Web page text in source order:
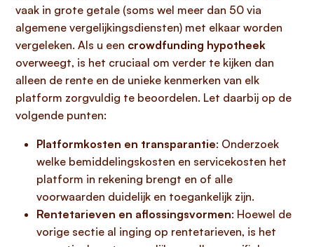
vaak in grote getale (soms wel meer dan 50 via
algemene vergelijkingsdiensten) met elkaar worden
vergeleken. Als u een crowdfunding hypotheek
overweegt, is het cruciaal om verder te kijken dan
alleen de rente en de unieke kenmerken van elk
platform zorgvuldig te beoordelen. Let daarbij op de
volgende punten:
Platformkosten en transparantie: Onderzoek
welke bemiddelingskosten en servicekosten het
platform in rekening brengt en of alle
voorwaarden duidelijk en toegankelijk zijn.
Rentetarieven en aflossingsvormen: Hoewel de
vorige sectie al inging op rentetarieven, is het